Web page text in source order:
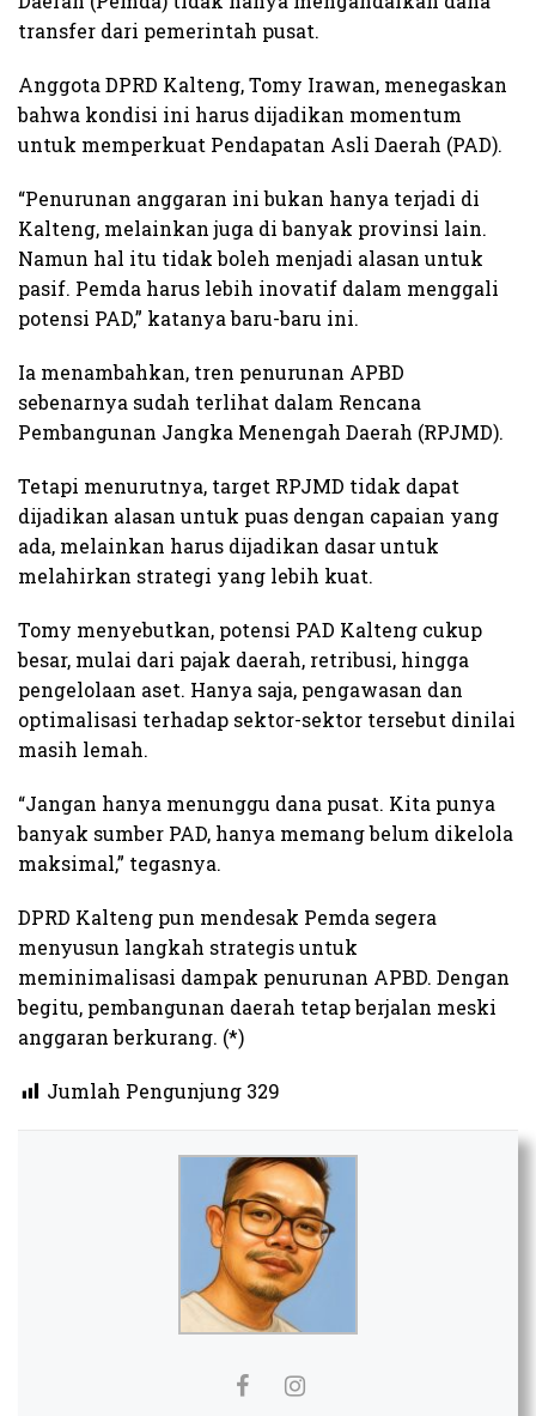
transfer dari pemerintah pusat.
Anggota DPRD Kalteng, Tomy Irawan, menegaskan
bahwa kondisi ini harus dijadikan momentum
untuk memperkuat Pendapatan Asli Daerah (PAD).
“Penurunan anggaran ini bukan hanya terjadi di
Kalteng, melainkan juga di banyak provinsi lain.
Namun hal itu tidak boleh menjadi alasan untuk
pasif. Pemda harus lebih inovatif dalam menggali
potensi PAD,” katanya baru-baru ini.
Ia menambahkan, tren penurunan APBD
sebenarnya sudah terlihat dalam Rencana
Pembangunan Jangka Menengah Daerah (RPJMD).
Tetapi menurutnya, target RPJMD tidak dapat
dijadikan alasan untuk puas dengan capaian yang
ada, melainkan harus dijadikan dasar untuk
melahirkan strategi yang lebih kuat.
Tomy menyebutkan, potensi PAD Kalteng cukup
besar, mulai dari pajak daerah, retribusi, hingga
pengelolaan aset. Hanya saja, pengawasan dan
optimalisasi terhadap sektor-sektor tersebut dinilai
masih lemah.
“Jangan hanya menunggu dana pusat. Kita punya
banyak sumber PAD, hanya memang belum dikelola
maksimal,” tegasnya.
DPRD Kalteng pun mendesak Pemda segera
menyusun langkah strategis untuk
meminimalisasi dampak penurunan APBD. Dengan
begitu, pembangunan daerah tetap berjalan meski
anggaran berkurang. (*)
Jumlah Pengunjung 329